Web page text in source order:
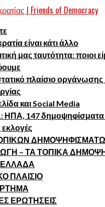
είναι κάτι άλλο
μας ταυτότητα: ποιοι
πλαίσιο οργάνωσης
και Social Media
147 δημοψηφίσματα
– ΤΑ ΤΟΠΙΚΑ
ΠΛΑΙΣΙΟ
ΕΡΩΤΗΣΕΙΣ